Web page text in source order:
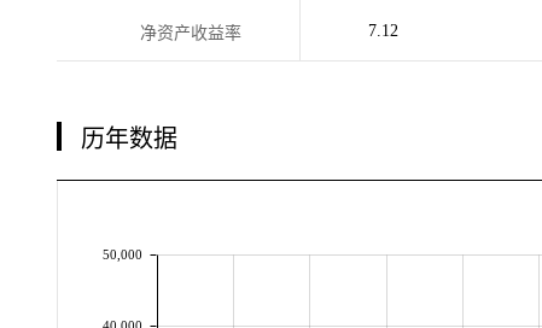
净资产收益率 7.12
历年数据
50,000